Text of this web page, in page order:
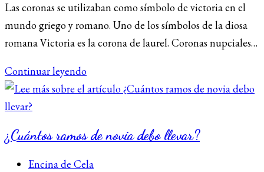
entrada:
la
entrada:
Las coronas se utilizaban como símbolo de victoria en el
mundo griego y romano. Uno de los símbolos de la diosa
romana Victoria es la corona de laurel. Coronas nupciales…
Continuar leyendoCoronas
florales
más…
¿Cuántos ramos de novia debo llevar?
Autor
Encina de Cela